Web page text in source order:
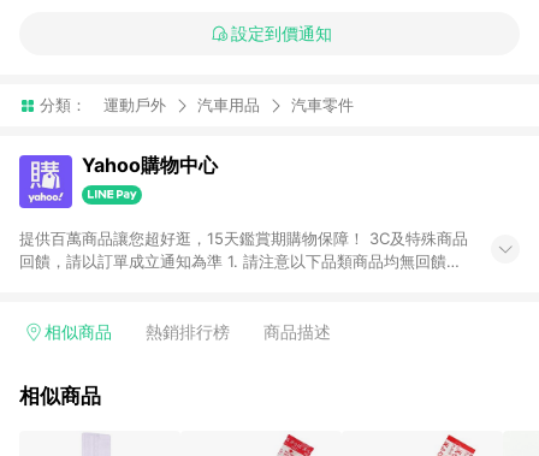
設定到價通知
分類： 運動戶外 汽車用品 汽車零件
Yahoo購物中心
提供百萬商品讓您超好逛，15天鑑賞期購物保障！ 3C及特殊商品
回饋，請以訂單成立通知為準 1. 請注意以下品類商品均無回饋：
電玩/遊戲/相機/單眼/鏡頭/拍立得 [2024/6/1起適用] -內接硬
的購回饋活動享Yahoo超贈點回饋者 - 購物中心商店之商品：商
3. 訂單回饋金額將扣除運費/購物金/超贈點/福利金/紅利折抵/折
相似商品 熱銷排行榜 商品描述
相似商品